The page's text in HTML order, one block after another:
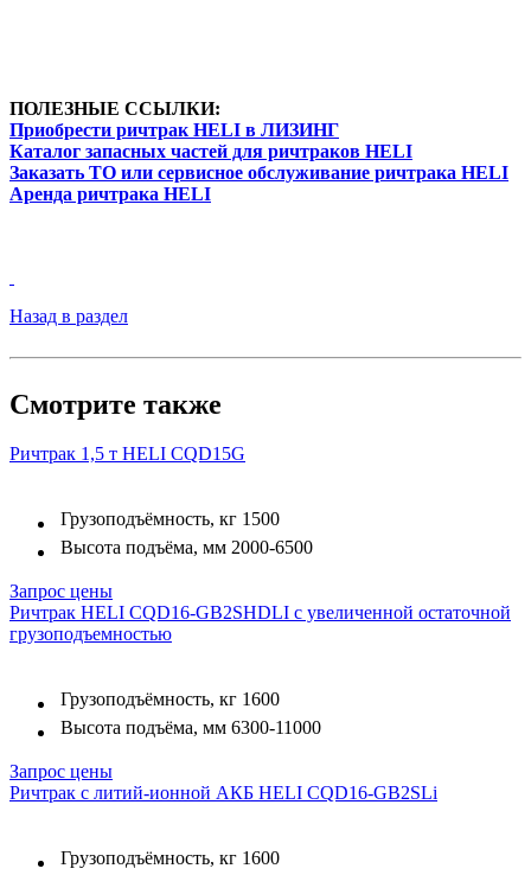
ПОЛЕЗНЫЕ ССЫЛКИ:
Приобрести ричтрак HELI в ЛИЗИНГ
Каталог запасных частей для ричтраков HELI
Заказать ТО или сервисное обслуживание ричтрака HELI
Аренда ричтрака HELI
Назад в раздел
Смотрите также
Ричтрак 1,5 т HELI CQD15G
Грузоподъёмность, кг 1500
Высота подъёма, мм 2000-6500
Запрос цены
Ричтрак HELI CQD16-GB2SHDLI с увеличенной остаточной
грузоподъемностью
Грузоподъёмность, кг 1600
Высота подъёма, мм 6300-11000
Запрос цены
Ричтрак с литий-ионной АКБ HELI CQD16-GB2SLi
Грузоподъёмность, кг 1600